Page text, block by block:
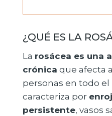
¿QUÉ ES LA
La rosácea es una
crónica que afecta
personas en todo
caracteriza por
persistente, vasos